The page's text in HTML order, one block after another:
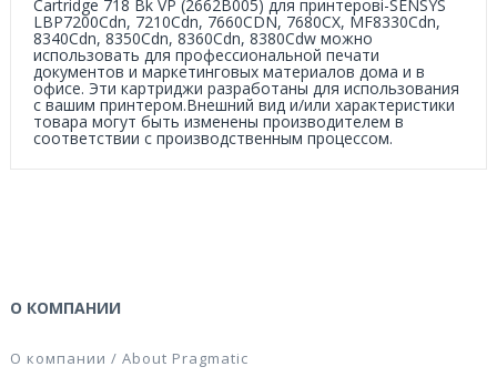
Cartridge 718 Bk VP (2662B005) для принтеровi-SENSYS
LBP7200Cdn, 7210Cdn, 7660CDN, 7680CX, MF8330Cdn,
8340Cdn, 8350Cdn, 8360Cdn, 8380Cdw можно
использовать для профессиональной печати
документов и маркетинговых материалов дома и в
офисе. Эти картриджи разработаны для использования
с вашим принтером.Внешний вид и/или характеристики
товара могут быть изменены производителем в
соответствии с производственным процессом.
О КОМПАНИИ
О компании / About Pragmatic